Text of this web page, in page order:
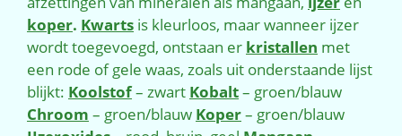
koper. Kwarts is kleurloos, maar wanneer ijzer
wordt toegevoegd, ontstaan er kristallen met
een rode of gele waas, zoals uit onderstaande lijst
blijkt: Koolstof– zwart Kobalt– groen/blauw
Chroom – groen/blauw Koper– groen/blauw